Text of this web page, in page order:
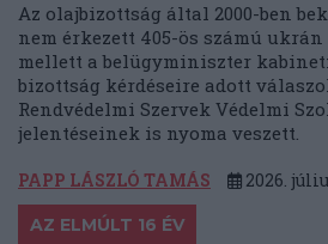
Az olajbizottság által 2000-ben
nem érkezett 405-ös számú
mellett a belügyminiszter
bizottság kérdéseire adott
Rendvédelmi Szervek Védelmi
jelentéseinek is nyoma veszett.
PAPP LÁSZLÓ TAMÁS 2026.
AZ ELMÚLT 16 ÉV